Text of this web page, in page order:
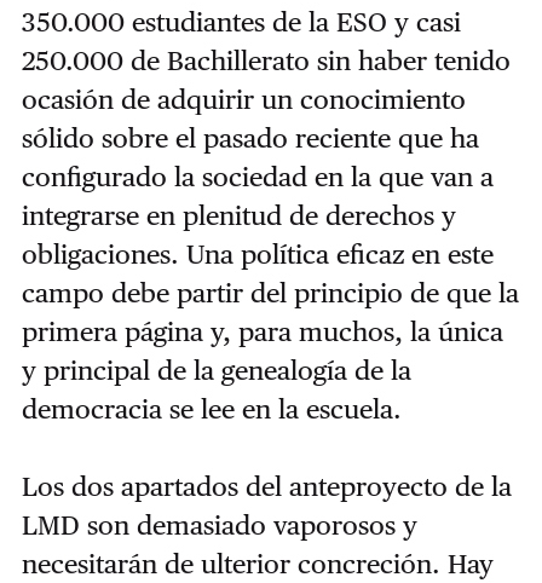
350.000 estudiantes de la ESO y casi
250.000 de Bachillerato sin haber tenido
ocasión de adquirir un conocimiento
sólido sobre el pasado reciente que ha
configurado la sociedad en la que van a
integrarse en plenitud de derechos y
obligaciones. Una política eficaz en este
campo debe partir del principio de que la
primera página y, para muchos, la única
y principal de la genealogía de la
democracia se lee en la escuela.
Los dos apartados del anteproyecto de la
LMD son demasiado vaporosos y
necesitarán de ulterior concreción. Hay